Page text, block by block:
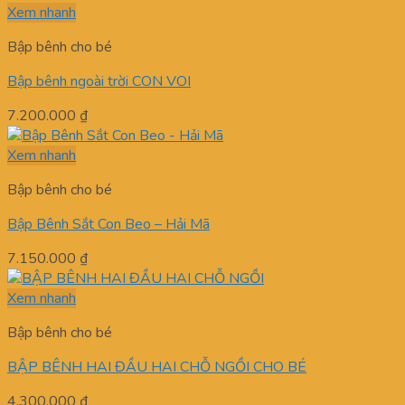
Xem nhanh
Bập bênh cho bé
Bập bênh ngoài trời CON VOI
7.200.000 ₫
Xem nhanh
Bập bênh cho bé
Bập Bênh Sắt Con Beo – Hải Mã
7.150.000 ₫
Xem nhanh
Bập bênh cho bé
BẬP BÊNH HAI ĐẦU HAI CHỖ NGỒI CHO BÉ